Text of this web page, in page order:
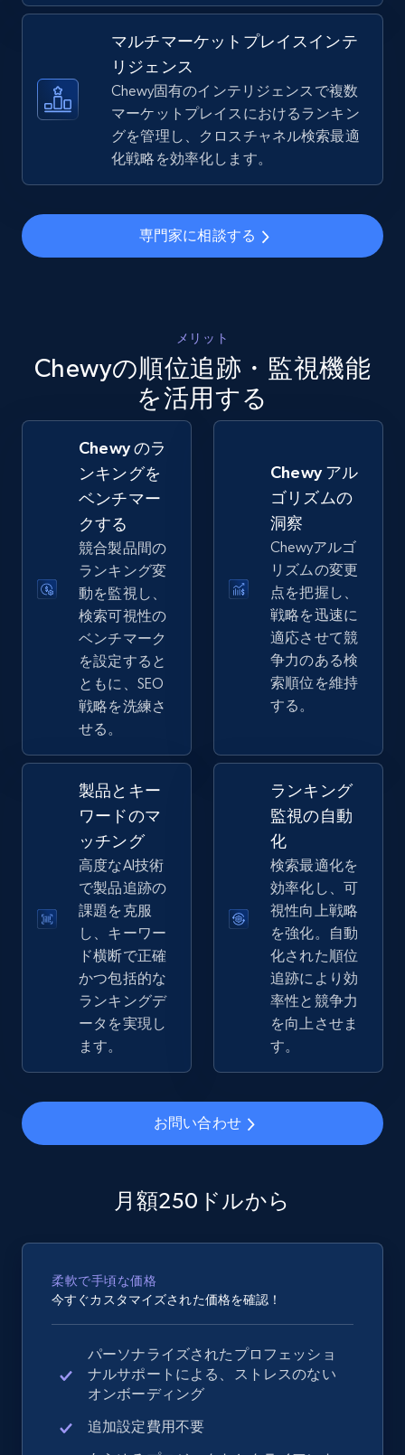
TikTok Shop - discover records by shop url
URL, Title, Available, Description, Currency, Initial
price, Final price, Discount percent, and more.
2.5K+ 378+ 今すぐ始める
URL, Product id, Title, Seller name, Seller rating,
Seller reviews, Breadcrumbs, Root category, and
2.5K+ 358+ 今すぐ始める
eBay - Gather data on products using
specified keywords
URL, Product id, Title, Seller name, Seller rating,
Seller reviews, Breadcrumbs, Root category, and
2.5K+ 358+ 今すぐ始める
eBay - Collect products from shops on eBay
URL, Product id, Title, Seller name, Seller rating,
Seller reviews, Breadcrumbs, Root category, and
2.5K+ 358+ 今すぐ始める
URL, Product id, Title, Seller name, Seller rating,
Seller reviews, Breadcrumbs, Root category, and
358+ 今すぐ始める
Google Shopping
URL, Product id, Title, Product description,
マルチマーケットプレイスインテ
リジェンス
Chewy固有のインテリジェンスで複数
マーケットプレイスにおけるランキン
グを管理し、クロスチャネル検索最適
化戦略を効率化します。
専門家に相談する
メリット
Chewyの順位追跡・監視機能
を活用する
Chewy のラ
ンキングを
ベンチマー
クする
競合製品間の
ランキング変
動を監視し、
検索可視性の
ベンチマーク
を設定すると
ともに、SEO
戦略を洗練さ
せる。
Chewy アル
ゴリズムの
洞察
Chewyアルゴ
リズムの変更
点を把握し、
戦略を迅速に
適応させて競
争力のある検
索順位を維持
する。
製品とキー
ワードのマ
ッチング
高度なAI技術
で製品追跡の
課題を克服
し、キーワー
ド横断で正確
かつ包括的な
ランキングデ
ータを実現し
ます。
ランキング
監視の自動
化
検索最適化を
効率化し、可
視性向上戦略
を強化。自動
化された順位
追跡により効
率性と競争力
を向上させま
す。
お問い合わせ
月額250ドルから
柔軟で手頃な価格
今すぐカスタマイズされた価格を確認！
パーソナライズされたプロフェッショ
ナルサポートによる、ストレスのない
オンボーディング
追加設定費用不要